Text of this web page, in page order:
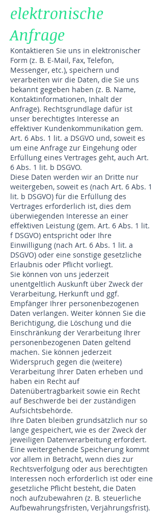
elektronische
Anfrage
Kontaktieren Sie uns in elektronischer
Form (z. B. E-Mail, Fax, Telefon,
Messenger, etc.), speichern und
verarbeiten wir die Daten, die Sie uns
bekannt gegeben haben (z. B. Name,
Kontaktinformationen, Inhalt der
Anfrage). Rechtsgrundlage dafür ist
unser berechtigtes Interesse an
effektiver Kundenkommunikation gem.
Art. 6 Abs. 1 lit. a DSGVO und, soweit es
um eine Anfrage zur Eingehung oder
Erfüllung eines Vertrages geht, auch Art.
6 Abs. 1 lit. b DSGVO.
Diese Daten werden wir an Dritte nur
weitergeben, soweit es (nach Art. 6 Abs. 1
lit. b DSGVO) für die Erfüllung des
Vertrages erforderlich ist, dies dem
überwiegenden Interesse an einer
effektiven Leistung (gem. Art. 6 Abs. 1 lit.
f DSGVO) entspricht oder Ihre
Einwilligung (nach Art. 6 Abs. 1 lit. a
DSGVO) oder eine sonstige gesetzliche
Erlaubnis oder Pflicht vorliegt.
Sie können von uns jederzeit
unentgeltlich Auskunft über Zweck der
Verarbeitung, Herkunft und ggf.
Empfänger Ihrer personenbezogenen
Daten verlangen. Weiter können Sie die
Berichtigung, die Löschung und die
Einschränkung der Verarbeitung Ihrer
personenbezogenen Daten geltend
machen. Sie können jederzeit
Widerspruch gegen die (weitere)
Verarbeitung Ihrer Daten erheben und
haben ein Recht auf
Datenübertragbarkeit sowie ein Recht
auf Beschwerde bei der zuständigen
Aufsichtsbehörde.
Ihre Daten bleiben grundsätzlich nur so
lange gespeichert, wie es der Zweck der
jeweiligen Datenverarbeitung erfordert.
Eine weitergehende Speicherung kommt
vor allem in Betracht, wenn dies zur
Rechtsverfolgung oder aus berechtigten
Interessen noch erforderlich ist oder eine
gesetzliche Pflicht besteht, die Daten
noch aufzubewahren (z. B. steuerliche
Aufbewahrungsfristen, Verjährungsfrist).